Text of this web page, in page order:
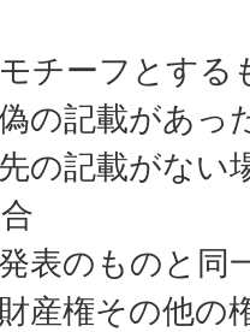
チーフとする
の記載があっ
の記載がない
表のものと同
産権その他の